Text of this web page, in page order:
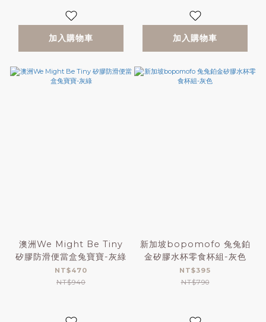
加入購物車 加入購物車
澳洲We Might Be Tiny
矽膠防滑便當盒兔寶寶-灰綠
NT$470
NT$940
新加坡bopomofo 兔兔鉑
金矽膠水杯零食杯組-灰色
NT$395
NT$790